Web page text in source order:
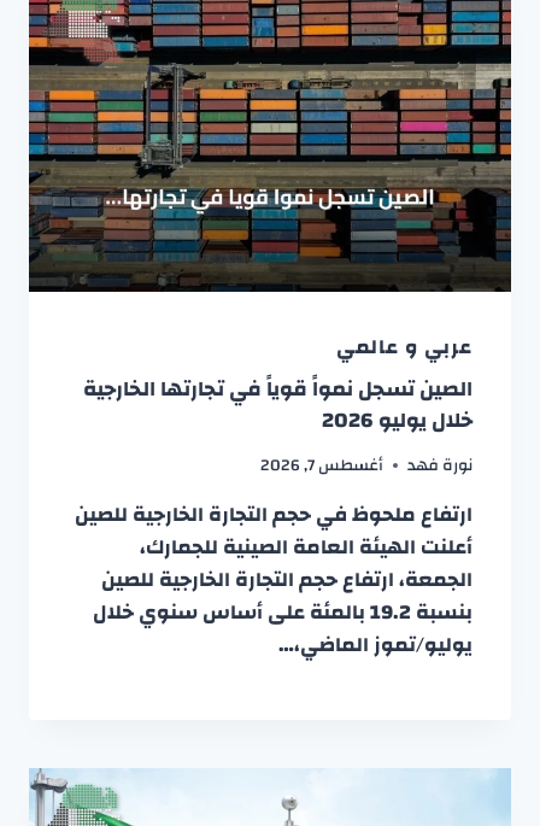
عربي و عالمي
الصين تسجل نمواً قوياً في تجارتها الخارجية
خلال يوليو 2026
نورة فهد أغسطس 7, 2026
ارتفاع ملحوظ في حجم التجارة الخارجية للصين
أعلنت الهيئة العامة الصينية للجمارك،
الجمعة، ارتفاع حجم التجارة الخارجية للصين
بنسبة 19.2 بالمئة على أساس سنوي خلال
يوليو/تموز الماضي،…